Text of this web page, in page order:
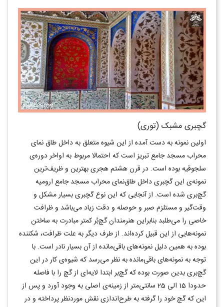
گچبری مشبک (توری)
اولین نمونه به دست آمده از این شیوه متعلق به داخل طاق نمای
محراب مسجد جامع تبریز است که احتمالا مربوط به اواخر دوره‌ی
سلجوقیه بوده است. در قرن هشتم هجری بهترین و ظریف‌ترین
نمونه‌ی این گچبری داخل طاق‌نمای محراب مسجد جامع ارومیه
گچ‌بری شده است. از آنجایی که این نوع گچبری بسیار مشکل و
وقت‌گیر و مستلزم صبر و حوصله و دقت زیاد می‌باشد و ظرافت
خاصی را می‌طلبد بنابراین هنرمندان گچ‌بُر کمتر مبادرت به ساختن
نمونه‌هایی از این قبیل کرده‌اند. از طرف دیگر به علت ظرافت، شکننده
بوده به همین دلیل نمونه‌های باقی‌مانده از آن بسیار نادر است. با
توجه به نمونه‌های باقی‌مانده به نظر می‌رسد که شیوه‌ی کار در این
گچ‌بری بدین صورت بوده که گچ‌بر ابتدا لایه‌ای از گچ را با فاصله
حدودا 15 الی 25 سانتی‌متر از زمینه‌ی اصلی به وجود آورد و پس از
این که گچ خود را گرفته به طرح‌اندازی نقش موردنظر پرداخته و در